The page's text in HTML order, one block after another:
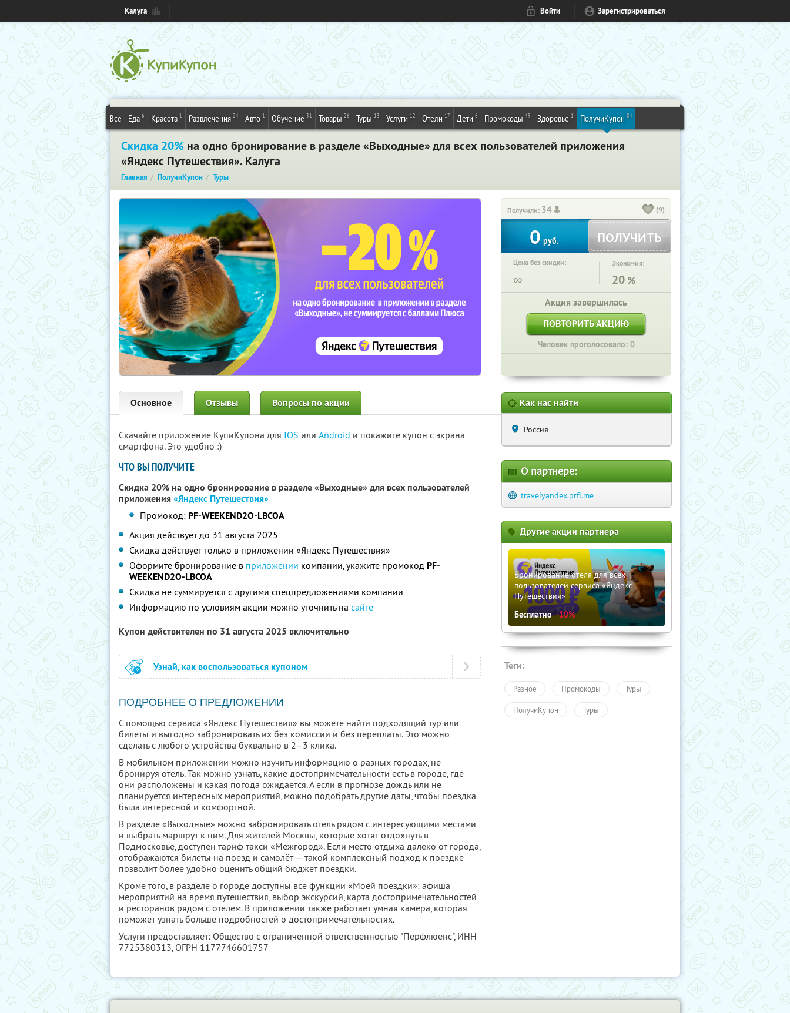
Калуга Войти Зарегистрироваться
Все Еда 6 Красота 1 Развлечения 24 Авто 1 Обучение 31 Товары 26 Туры 13 Услуги 12 Отели 17 Дети 6 Промокоды 49 Здоровье 1 ПолучиКупон 84
Скидка 20% на одно бронирование в разделе «Выходные» для всех пользователей приложения
«Яндекс Путешествия». Калуга
Главная ПолучиКупон Туры
Получили: 34 (9)
0 руб. ПОЛУЧИТЬ
Цена без скидки:
∞
Экономия:
20 %
Акция завершилась
ПОВТОРИТЬ АКЦИЮ
Человек проголосовало: 0
Основное Отзывы Вопросы по акции
Скачайте приложение КупиКупона для IOS или Android и покажите купон с экрана
смартфона. Это удобно :)
ЧТО ВЫ ПОЛУЧИТЕ
Скидка 20% на одно бронирование в разделе «Выходные» для всех пользователей
приложения«Яндекс Путешествия»
Промокод: PF-WEEKEND2O-LBCOA
Акция действует до 31 августа 2025
Скидка действует только в приложении «Яндекс Путешествия»
Оформите бронирование в приложении компании, укажите промокод PF-
WEEKEND2O-LBCOA
Скидка не суммируется с другими спецпредложениями компании
Информацию по условиям акции можно уточнить на сайте
Купон действителен по 31 августа 2025 включительно
Узнай, как воспользоваться купоном
ПОДРОБНЕЕ О ПРЕДЛОЖЕНИИ
С помощью сервиса «Яндекс Путешествия» вы можете найти подходящий тур или
билеты и выгодно забронировать их без комиссии и без переплаты. Это можно
сделать с любого устройства буквально в 2–3 клика.
В мобильном приложении можно изучить информацию о разных городах, не
бронируя отель. Так можно узнать, какие достопримечательности есть в городе, где
они расположены и какая погода ожидается. А если в прогнозе дождь или не
планируется интересных мероприятий, можно подобрать другие даты, чтобы поездка
была интересной и комфортной.
В разделе «Выходные» можно забронировать отель рядом с интересующими местами
и выбрать маршрут к ним. Для жителей Москвы, которые хотят отдохнуть в
Подмосковье, доступен тариф такси «Межгород». Если место отдыха далеко от города,
отображаются билеты на поезд и самолёт — такой комплексный подход к поездке
позволит более удобно оценить общий бюджет поездки.
Кроме того, в разделе о городе доступны все функции «Моей поездки»: афиша
мероприятий на время путешествия, выбор экскурсий, карта достопримечательностей
и ресторанов рядом с отелем. В приложении также работает умная камера, которая
поможет узнать больше подробностей о достопримечательностях.
Услуги предоставляет: Общество с ограниченной ответственностью "Перфлюенс", ИНН
7725380313, ОГРН 1177746601757
Как нас найти
Россия
О партнере:
travelyandex.prfl.me
Другие акции партнера
Бронирование отеля для всех
пользователей сервиса «Яндекс
Путешествия»
Бесплатно -10%
Теги:
Разное Промокоды Туры
ПолучиКупон Туры